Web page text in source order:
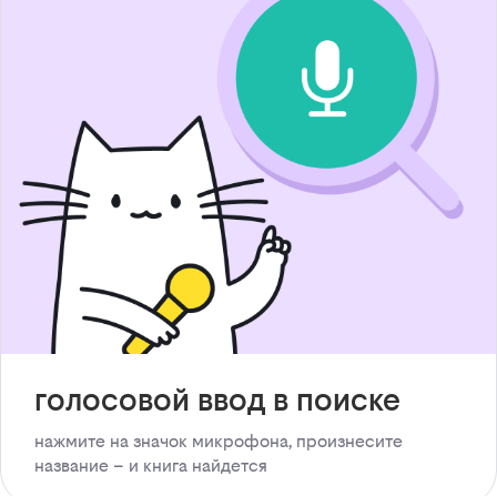
голосовой ввод в поиске
нажмите на значок микрофона, произнесите
название – и книга найдется